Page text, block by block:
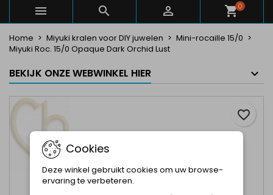
   0
Home Miyuki kralen voor DIY juwelen
Mini-rocaille 15/0
Miyuki Roc. 15/0 Opaque Dark Orchid Lust
BEKIJK ONZE WEBWINKEL HIER
favorite_border
Annuleren Maak een verlanglijst
Cookies
Deze winkel gebruikt cookies om uw browse-
ervaring te verbeteren.